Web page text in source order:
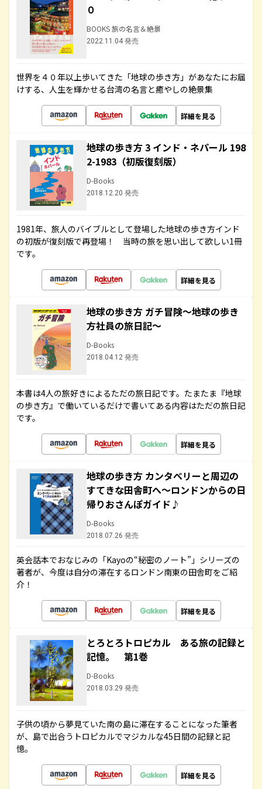
０
BOOKS 旅の名言＆絶景
2022.11.04 発売
世界を４０年以上歩いてきた「地球の歩き方」があなたにお届
けする、人生を輝かせる台湾の名言と癒やしの絶景集
詳細を見る
地球の歩き方 3 インド・ネパール 198
2-1983（初版復刻版）
D-Books
2018.12.20 発売
1981年、旅人のバイブルとして登場した地球の歩き方インド
の初版が復刻版で再登場！ 当時の旅を思い出して欲しい1冊
です。
詳細を見る
地球の歩き方 ガチ冒険～地球の歩き
方社員の旅日記～
D-Books
2018.04.12 発売
本書は4人の旅好きによるただの旅日記です。たまたま『地球
の歩き方』で働いているだけで書いてある内容はただの旅日記
です。
詳細を見る
地球の歩き方 カンタベリーと周辺の
すてきな田舎町へ～ロンドンからの日
帰りおさんぽガイド♪
D-Books
2018.07.26 発売
英会話本でおなじみの「Kayoの“秘密のノート”」シリーズの
著者が、今度は自分の滞在するロンドン南東の田舎町をご紹
介！
詳細を見る
とろとろトロピカル ある旅の記録と
記憶。 第1巻
D-Books
2018.03.29 発売
子供の頃から夢見ていた南の島に滞在することになった筆者
が、島で出合うトロピカルでマジカルな45日間の記録と記
憶。
詳細を見る